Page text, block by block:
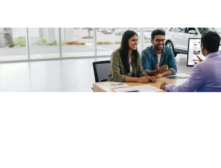
/fragments/plp-details